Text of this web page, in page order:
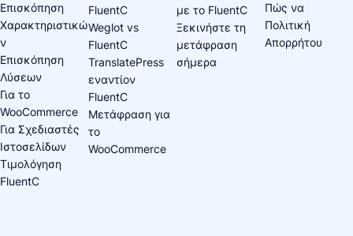
Επισκόπηση
Χαρακτηριστικώ
ν
Επισκόπηση
Λύσεων
Για το
WooCommerce
Για Σχεδιαστές
Ιστοσελίδων
Τιμολόγηση
FluentC
FluentC
Weglot vs
FluentC
TranslatePress
εναντίον
FluentC
Μετάφραση για
το
WooCommerce
με το FluentC
Ξεκινήστε τη
μετάφραση
σήμερα
Πώς να
Πολιτική
Απορρήτου